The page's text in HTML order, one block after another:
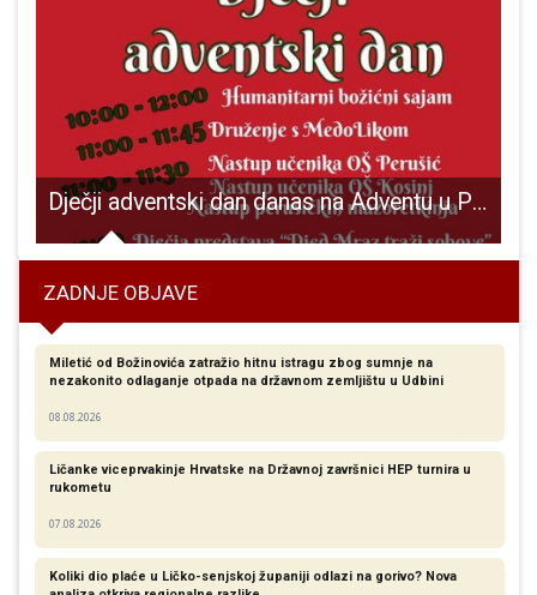
Dječji adventski dan danas na Adventu u Perušiću
ZADNJE OBJAVE
Miletić od Božinovića zatražio hitnu istragu zbog sumnje na
nezakonito odlaganje otpada na državnom zemljištu u Udbini
08.08.2026
Ličanke viceprvakinje Hrvatske na Državnoj završnici HEP turnira u
rukometu
07.08.2026
Koliki dio plaće u Ličko-senjskoj županiji odlazi na gorivo? Nova